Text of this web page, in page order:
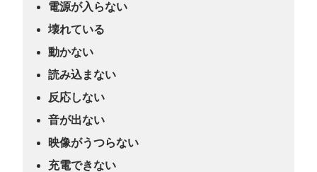
電源が入らない
壊れている
動かない
読み込まない
反応しない
音が出ない
映像がうつらない
充電できない